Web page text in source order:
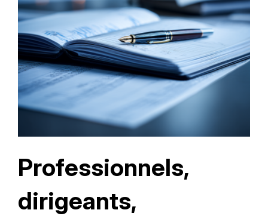
Professionnels,
dirigeants,